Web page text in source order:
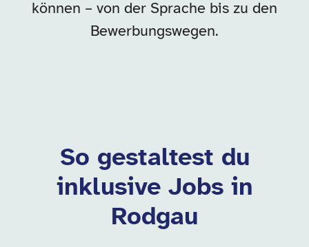
können – von der Sprache bis zu den
Bewerbungswegen.
So gestaltest du
inklusive Jobs in
Rodgau